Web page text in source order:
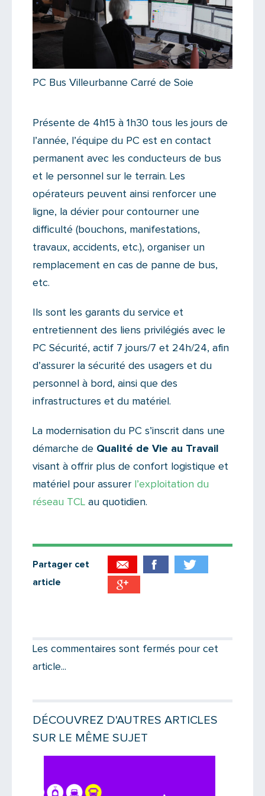
PC Bus Villeurbanne Carré de Soie
Présente de 4h15 à 1h30 tous les jours de
l’année, l’équipe du PC est en contact
permanent avec les conducteurs de bus
et le personnel sur le terrain. Les
opérateurs peuvent ainsi renforcer une
ligne, la dévier pour contourner une
difficulté (bouchons, manifestations,
travaux, accidents, etc.), organiser un
remplacement en cas de panne de bus,
etc.
Ils sont les garants du service et
entretiennent des liens privilégiés avec le
PC Sécurité, actif 7 jours/7 et 24h/24, afin
d’assurer la sécurité des usagers et du
personnel à bord, ainsi que des
infrastructures et du matériel.
La modernisation du PC s’inscrit dans une
démarche de Qualité de Vie au Travail
visant à offrir plus de confort logistique et
matériel pour assurer l’exploitation du
réseau TCL au quotidien.
Partager cet
article
Message
Les commentaires sont fermés pour cet
article...
DÉCOUVREZ D'AUTRES ARTICLES
SUR LE MÊME SUJET